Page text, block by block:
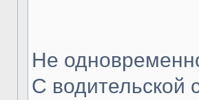
Не
С водительской